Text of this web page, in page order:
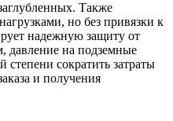
Также
но без привязки к
надежную защиту от
давление на подземные
сократить затраты
и получения